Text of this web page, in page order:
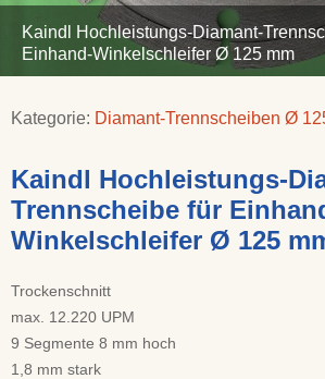
Kaindl Hochleistungs-Diamant-
Einhand-Winkelschleifer Ø 125 mm
Kategorie: Diamant-Trennscheiben Ø
Kaindl Hochleistungs-
Trennscheibe für
Winkelschleifer Ø 125
Trockenschnitt
max. 12.220 UPM
9 Segmente 8 mm hoch
1,8 mm stark